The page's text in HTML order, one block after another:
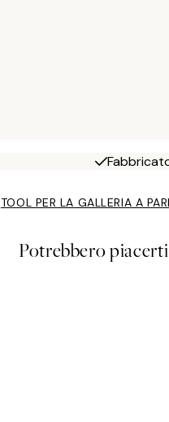
TOOL PER LA GALLERIA A
Potrebbero